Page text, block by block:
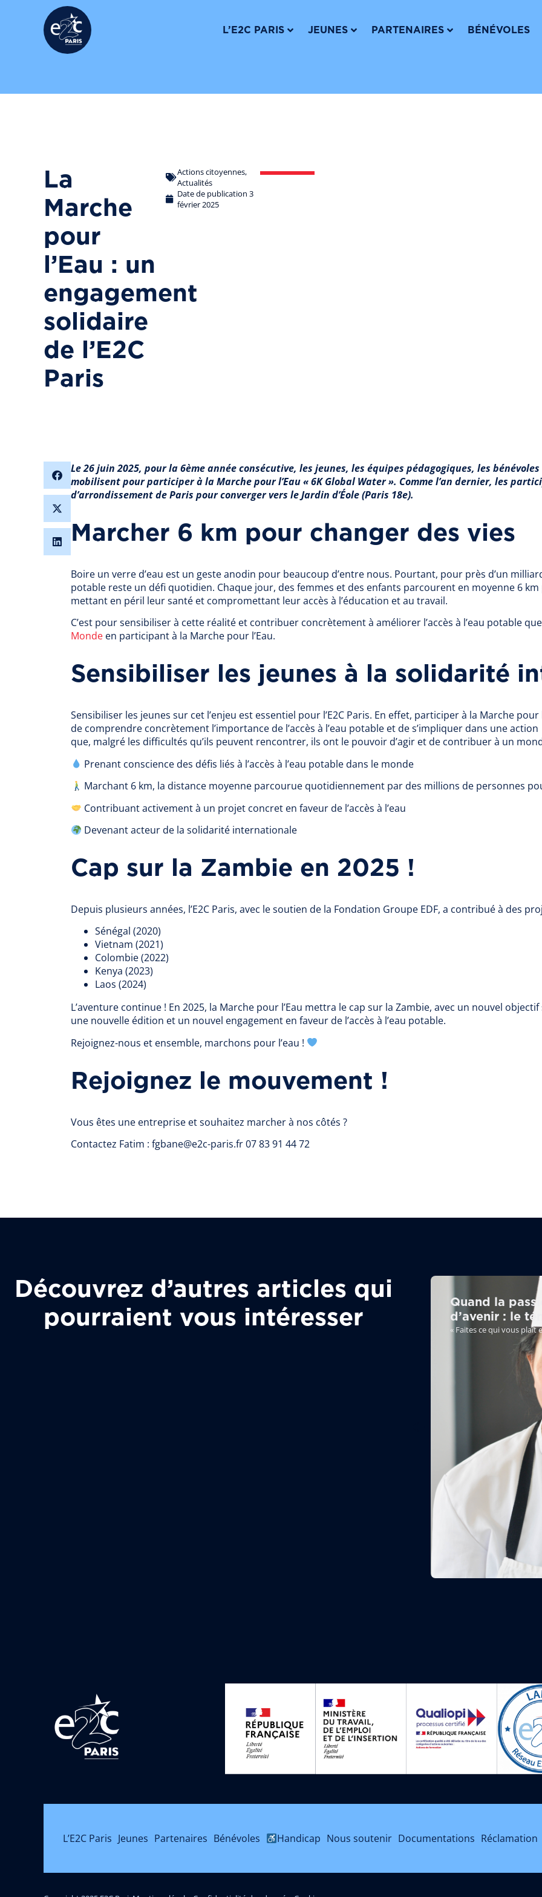
Suivez-nous
L’E2C PARIS
JEUNES PARTENAIRES BÉNÉVOLES
La
Marche
pour
l’Eau : un
engagement
solidaire
de l’E2C
Paris
Actions citoyennes,
Actualités
Date de publication 3
février 2025
Le 26 juin 2025, pour la 6ème année consécutive, les jeunes, les équipes pédagogiques, les
mobilisent pour participer à la Marche pour l’Eau « 6K Global Water ». Comme l’an dernier, les
d’arrondissement de Paris pour converger vers le Jardin d’Éole (Paris 18e).
Marcher 6 km pour changer des vies
Boire un verre d’eau est un geste anodin pour beaucoup d’entre nous. Pourtant, pour près d’un
potable reste un défi quotidien. Chaque jour, des femmes et des enfants parcourent en moyenne 6
mettant en péril leur santé et compromettant leur accès à l’éducation et au travail.
C’est pour sensibiliser à cette réalité et contribuer concrètement à améliorer l’accès à l’eau potable que
Monde en participant à la Marche pour l’Eau.
Sensibiliser les jeunes à la solidarité
Sensibiliser les jeunes sur cet l’enjeu est essentiel pour l’E2C Paris. En effet, participer à la Marche
de comprendre concrètement l’importance de l’accès à l’eau potable et de s’impliquer dans une
que, malgré les difficultés qu’ils peuvent rencontrer, ils ont le pouvoir d’agir et de contribuer à un
Prenant conscience des défis liés à l’accès à l’eau potable dans le monde
Marchant 6 km, la distance moyenne parcourue quotidiennement par des millions de personnes
Contribuant activement à un projet concret en faveur de l’accès à l’eau
Devenant acteur de la solidarité internationale
Cap sur la Zambie en 2025 !
Depuis plusieurs années, l’E2C Paris, avec le soutien de la Fondation Groupe EDF, a contribué à des
Sénégal (2020)
Vietnam (2021)
Colombie (2022)
Kenya (2023)
Laos (2024)
L’aventure continue ! En 2025, la Marche pour l’Eau mettra le cap sur la Zambie, avec un nouvel
une nouvelle édition et un nouvel engagement en faveur de l’accès à l’eau potable.
Rejoignez-nous et ensemble, marchons pour l’eau !
Rejoignez le mouvement !
Vous êtes une entreprise et souhaitez marcher à nos côtés ?
Contactez Fatim : fgbane@e2c-paris.fr 07 83 91 44 72
Découvrez d’autres articles qui
pourraient vous intéresser
Quand la
d’avenir : le
« Faites ce qui vous plaît
L’E2C Paris Jeunes Partenaires Bénévoles Handicap Nous soutenir Documentations Réclamation